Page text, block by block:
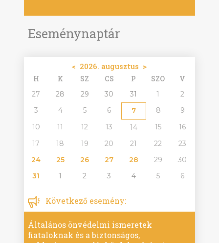
Eseménynaptár
< 2026. augusztus >
H K SZ CS P SZO V
27 28 29 30 31 1
2
3
4 5 6 7 8
9
10
11 12 13 14 15
16
17
18 19 20 21 22
23
24
25 26 27 28 29
30
31
1 2 3 4 5 6
Következő esemény:
Általános önvédelmi ismeretek
fiataloknak és a biztonságos,